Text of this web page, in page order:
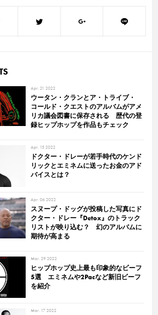
Apr. 21 2022
ウータン・クランとア・トライブ・
コールド・クエストのアルバムがアメ
リカ議会図書に保存される 歴代の登
録ヒップホップを作品もチェック
Apr. 15 2022
ドクター・ドレーが若手時代のケンド
リックとエミネムに送ったお金のアド
バイスとは？
Apr. 06 2022
スヌープ・ドッグが投稿した写真にド
クター・ドレー『Detox』のトラック
リストが映り込む？ 幻のアルバムに
期待が高まる
Mar. 29 2022
ヒップホップ史上最も印象的なビーフ
5選 エミネムや2Pacなど新旧ビーフ
を紹介
Mar. 17 2022